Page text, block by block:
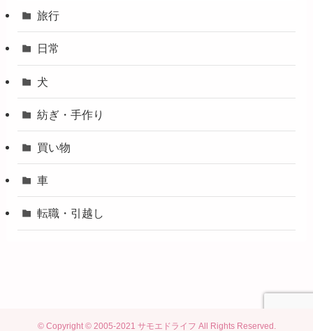
旅行
日常
犬
紡ぎ・手作り
買い物
車
転職・引越し
©Copyright © 2005-2021 サモエドライフ All Rights Reserved.